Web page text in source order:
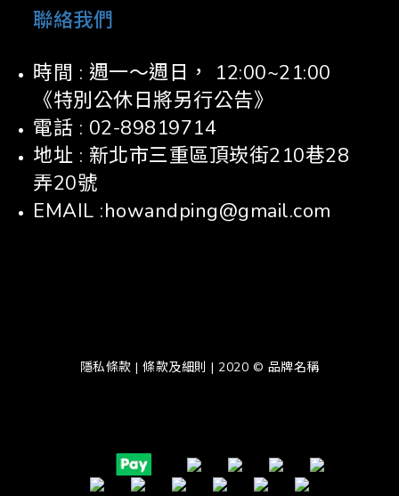
聯絡我們
時間 : 週一～週日， 12:00~21:00
《特別公休日將另行公告》
電話 : 02-89819714
地址 : 新北市三重區頂崁街210巷28
弄20號
EMAIL :howandping@gmail.com
隱私條款 | 條款及細則 | 2020 © 品牌名稱